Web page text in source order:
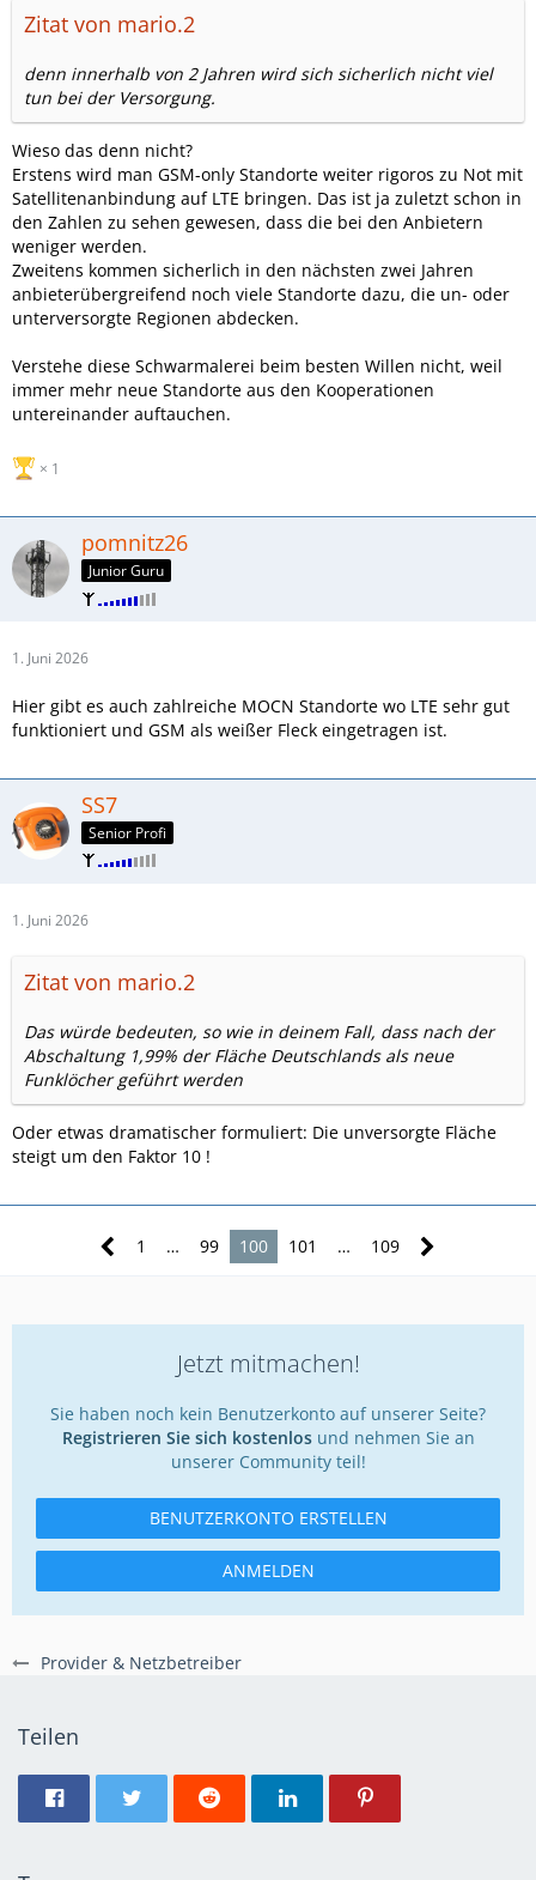
Provider & Netzbetreiber
Zitat von mario.2
denn innerhalb von 2 Jahren wird sich sicherlich nicht viel
tun bei der Versorgung.
Wieso das denn nicht?
Erstens wird man GSM-only Standorte weiter rigoros zu Not mit
Satellitenanbindung auf LTE bringen. Das ist ja zuletzt schon in
den Zahlen zu sehen gewesen, dass die bei den Anbietern
weniger werden.
Zweitens kommen sicherlich in den nächsten zwei Jahren
anbieterübergreifend noch viele Standorte dazu, die un- oder
unterversorgte Regionen abdecken.
Verstehe diese Schwarmalerei beim besten Willen nicht, weil
immer mehr neue Standorte aus den Kooperationen
untereinander auftauchen.
1
pomnitz26
Junior Guru
1. Juni 2026
Hier gibt es auch zahlreiche MOCN Standorte wo LTE sehr gut
funktioniert und GSM als weißer Fleck eingetragen ist.
SS7
Senior Profi
1. Juni 2026
Zitat von mario.2
Das würde bedeuten, so wie in deinem Fall, dass nach der
Abschaltung 1,99% der Fläche Deutschlands als neue
Funklöcher geführt werden
Oder etwas dramatischer formuliert: Die unversorgte Fläche
steigt um den Faktor 10 !
1 … 99 100 101 … 109
Jetzt mitmachen!
Sie haben noch kein Benutzerkonto auf unserer Seite?
Registrieren Sie sich kostenlosund nehmen Sie an
unserer Community teil!
BENUTZERKONTO ERSTELLEN
ANMELDEN
Teilen